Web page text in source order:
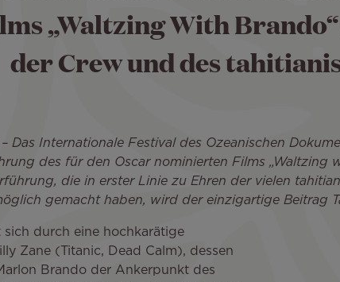
„Waltzing With
der Crew und des
Das Internationale Festival des Ozeanischen
des für den Oscar nominierten Films „Waltzing
die in erster Linie zu Ehren der vielen
gemacht haben, wird der einzigartige Beitrag
sich durch eine hochkarätige
Zane (Titanic, Dead Calm), dessen
Brando der Ankerpunkt des